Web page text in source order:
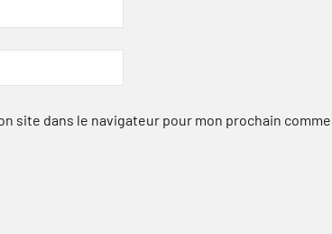
site dans le navigateur pour mon prochain